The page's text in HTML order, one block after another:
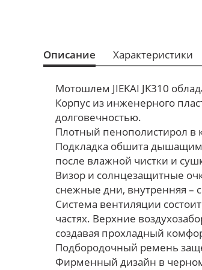
Описание Характеристики
Мотошлем JIEKAI JK310
Корпус из инженерного
долговечностью.
Плотный пенополистирол в
Подкладка обшита дышащим
после влажной чистки и
Визор и солнцезащитные
снежные дни, внутренняя –
Система вентиляции
частях. Верхние
создавая прохладный
Подбородочный ремень
Фирменный дизайн в